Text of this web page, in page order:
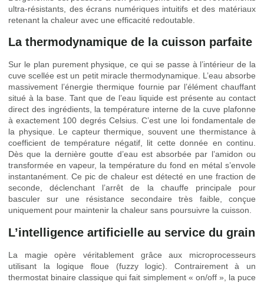
ultra-résistants, des écrans numériques intuitifs et des matériaux
retenant la chaleur avec une efficacité redoutable.
La thermodynamique de la cuisson parfaite
Sur le plan purement physique, ce qui se passe à l’intérieur de la
cuve scellée est un petit miracle thermodynamique. L’eau absorbe
massivement l’énergie thermique fournie par l’élément chauffant
situé à la base. Tant que de l’eau liquide est présente au contact
direct des ingrédients, la température interne de la cuve plafonne
à exactement 100 degrés Celsius. C’est une loi fondamentale de
la physique. Le capteur thermique, souvent une thermistance à
coefficient de température négatif, lit cette donnée en continu.
Dès que la dernière goutte d’eau est absorbée par l’amidon ou
transformée en vapeur, la température du fond en métal s’envole
instantanément. Ce pic de chaleur est détecté en une fraction de
seconde, déclenchant l’arrêt de la chauffe principale pour
basculer sur une résistance secondaire très faible, conçue
uniquement pour maintenir la chaleur sans poursuivre la cuisson.
L’intelligence artificielle au service du grain
La magie opère véritablement grâce aux microprocesseurs
utilisant la logique floue (fuzzy logic). Contrairement à un
thermostat binaire classique qui fait simplement « on/off », la puce